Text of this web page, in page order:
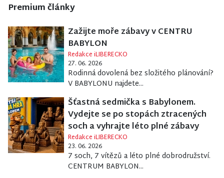
Premium články
Zažijte moře zábavy v CENTRU
BABYLON
Redakce iLIBERECKO
27. 06. 2026
Rodinná dovolená bez složitého plánování?
V BABYLONU najdete...
Šťastná sedmička s Babylonem.
Vydejte se po stopách ztracených
soch a vyhrajte léto plné zábavy
Redakce iLIBERECKO
23. 06. 2026
7 soch, 7 vítězů a léto plné dobrodružství.
CENTRUM BABYLON...